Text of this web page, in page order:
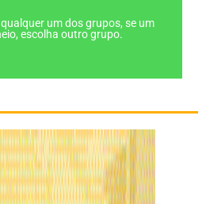
um dos grupos, se um
escolha outro grupo.